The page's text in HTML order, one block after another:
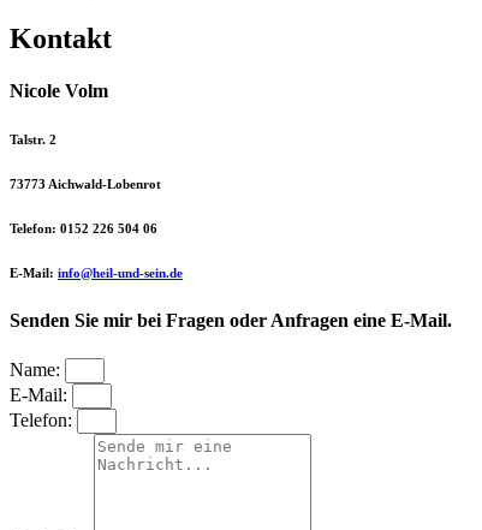
Kontakt
Nicole Volm
Talstr. 2
73773 Aichwald-Lobenrot
Telefon: 0152 226 504 06
E-Mail: info@heil-und-sein.de
Senden Sie mir bei Fragen oder Anfragen eine E-Mail.
Name:
E-Mail:
Telefon: